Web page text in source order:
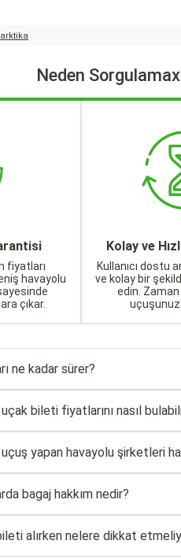
Neden
fiyatları
havayolu
çıkar.
Kolay ve
Kullanıcı dostu
ve kolay bir
edin.
ne kadar sürer?
bileti fiyatlarını nasıl
yapan havayolu şirketleri
bagaj hakkım nedir?
alırken nelere dikkat